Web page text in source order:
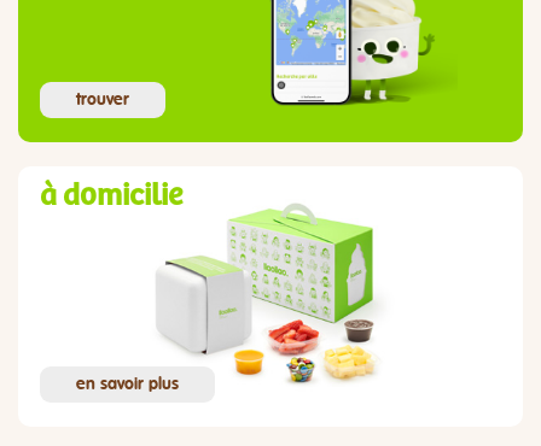
trouver
à domicilie
en savoir plus